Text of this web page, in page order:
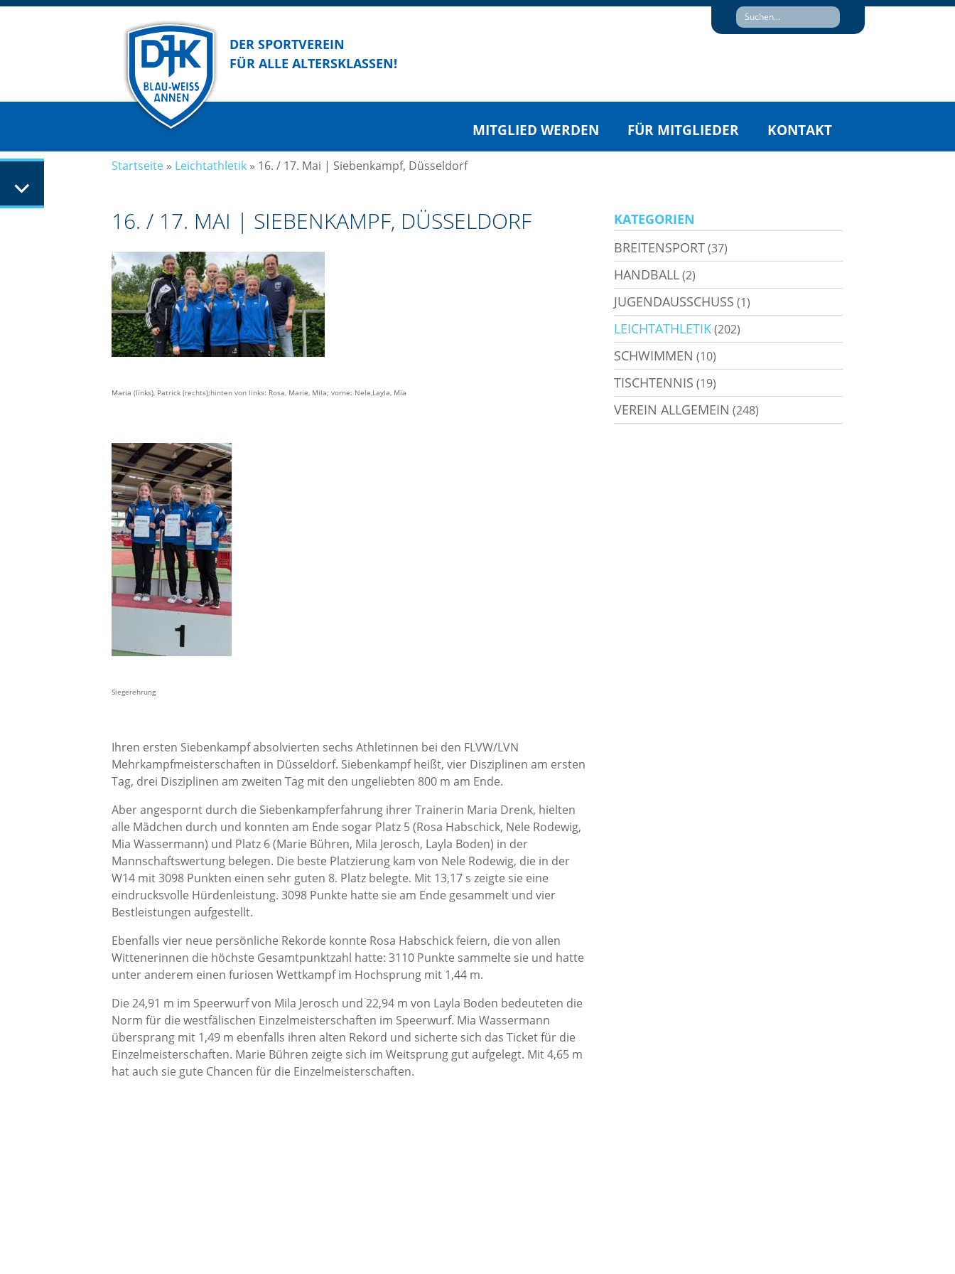
DER SPORTVEREIN
FÜR ALLE ALTERSKLASSEN!
MITGLIED WERDEN FÜR MITGLIEDER KONTAKT
Startseite » Leichtathletik » 16. / 17. Mai | Siebenkampf, Düsseldorf
16. / 17. MAI | SIEBENKAMPF, DÜSSELDORF
Maria (links), Patrick (rechts);hinten von links: Rosa, Marie, Mila; vorne: Nele,Layla, Mia
Siegerehrung
Ihren ersten Siebenkampf absolvierten sechs Athletinnen bei den FLVW/LVN
Mehrkampfmeisterschaften in Düsseldorf. Siebenkampf heißt, vier Disziplinen am ersten
Tag, drei Disziplinen am zweiten Tag mit den ungeliebten 800 m am Ende.
Aber angespornt durch die Siebenkampferfahrung ihrer Trainerin Maria Drenk, hielten
alle Mädchen durch und konnten am Ende sogar Platz 5 (Rosa Habschick, Nele Rodewig,
Mia Wassermann) und Platz 6 (Marie Bühren, Mila Jerosch, Layla Boden) in der
Mannschaftswertung belegen. Die beste Platzierung kam von Nele Rodewig, die in der
W14 mit 3098 Punkten einen sehr guten 8. Platz belegte. Mit 13,17 s zeigte sie eine
eindrucksvolle Hürdenleistung. 3098 Punkte hatte sie am Ende gesammelt und vier
Bestleistungen aufgestellt.
Ebenfalls vier neue persönliche Rekorde konnte Rosa Habschick feiern, die von allen
Wittenerinnen die höchste Gesamtpunktzahl hatte: 3110 Punkte sammelte sie und hatte
unter anderem einen furiosen Wettkampf im Hochsprung mit 1,44 m.
Die 24,91 m im Speerwurf von Mila Jerosch und 22,94 m von Layla Boden bedeuteten die
Norm für die westfälischen Einzelmeisterschaften im Speerwurf. Mia Wassermann
übersprang mit 1,49 m ebenfalls ihren alten Rekord und sicherte sich das Ticket für die
Einzelmeisterschaften. Marie Bühren zeigte sich im Weitsprung gut aufgelegt. Mit 4,65 m
hat auch sie gute Chancen für die Einzelmeisterschaften.
KATEGORIEN
BREITENSPORT(37)
HANDBALL(2)
JUGENDAUSSCHUSS (1)
LEICHTATHLETIK(202)
SCHWIMMEN (10)
TISCHTENNIS (19)
VEREIN ALLGEMEIN (248)